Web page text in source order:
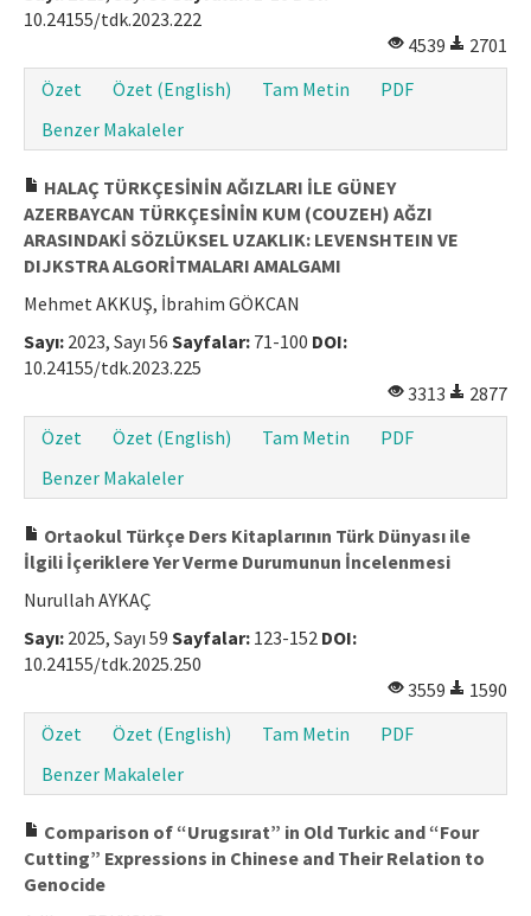
10.24155/tdk.2023.222
4539
2701
Özet
Özet (English) Tam Metin
PDF
Benzer Makaleler
HALAÇ TÜRKÇESİNİN AĞIZLARI İLE GÜNEY
AZERBAYCAN TÜRKÇESİNİN KUM (COUZEH) AĞZI
ARASINDAKİ SÖZLÜKSEL UZAKLIK: LEVENSHTEIN VE
DIJKSTRA ALGORİTMALARI AMALGAMI
Mehmet AKKUŞ, İbrahim GÖKCAN
Sayı: 2023, Sayı 56 Sayfalar: 71-100 DOI:
10.24155/tdk.2023.225
3313
2877
Özet
Özet (English) Tam Metin
PDF
Benzer Makaleler
Ortaokul Türkçe Ders Kitaplarının Türk Dünyası ile
İlgili İçeriklere Yer Verme Durumunun İncelenmesi
Nurullah AYKAÇ
Sayı: 2025, Sayı 59 Sayfalar: 123-152 DOI:
10.24155/tdk.2025.250
3559
1590
Özet
Özet (English) Tam Metin
PDF
Benzer Makaleler
Comparison of “Urugsırat” in Old Turkic and “Four
Cutting” Expressions in Chinese and Their Relation to
Genocide